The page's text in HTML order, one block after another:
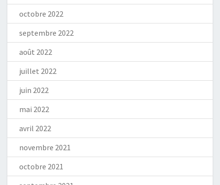
octobre 2022
septembre 2022
août 2022
juillet 2022
juin 2022
mai 2022
avril 2022
novembre 2021
octobre 2021